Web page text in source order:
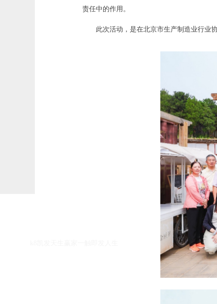
责任中的作用。
此次活动，是在北京市生产制造业行业
k8凯发天生赢家一触即发人生的友情链接：